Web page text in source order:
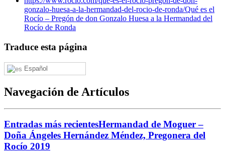
gonzalo-huesa-a-la-hermandad-del-rocio-de-ronda/Qué es el
Rocío – Pregón de don Gonzalo Huesa a la Hermandad del
Rocío de Ronda
Traduce esta página
Español
Navegación de Artículos
Entradas más recientesHermandad de Moguer –
Doña Ángeles Hernández Méndez, Pregonera del
Rocío 2019